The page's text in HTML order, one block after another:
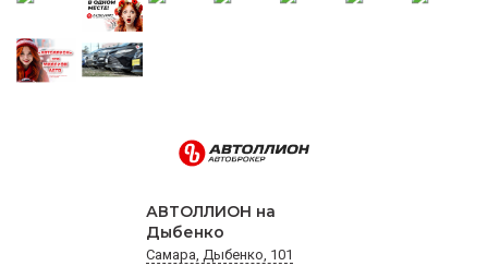
АВТОЛЛИОН на
Дыбенко
Самара, Дыбенко, 101